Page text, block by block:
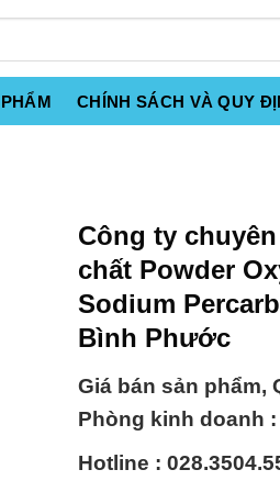
CHÍNH SÁCH VÀ QUY
Công ty
chất Powder
Sodium
Bình Phước
Giá bán sản phẩm,
Phòng kinh doanh :
Hotline :